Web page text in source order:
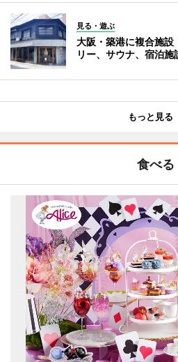
見る・遊ぶ
大阪・築港に複合施
リー、サウナ、宿泊施
もっと見る
食べる